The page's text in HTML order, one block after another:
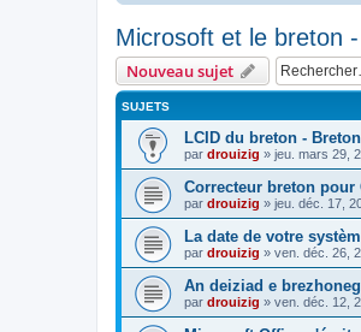
Microsoft et le breton
Nouveau sujet
SUJETS
LCID du breton -
par drouizig » jeu. mars 29,
Correcteur breton pour
par drouizig » jeu. déc. 17,
La date de votre
par drouizig » ven. déc. 26,
An deiziad e
par drouizig » ven. déc. 12,